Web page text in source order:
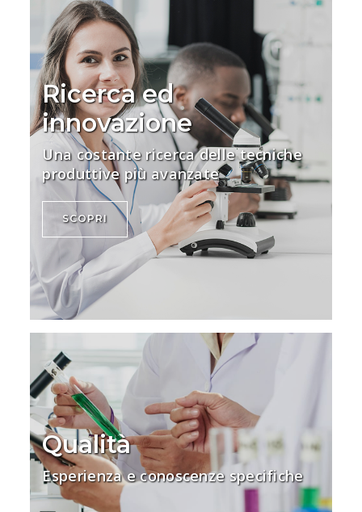
Ricerca ed
innovazione
Una costante ricerca delle tecniche
produttive più avanzate
SCOPRI
Qualità
Esperienza e conoscenze specifiche